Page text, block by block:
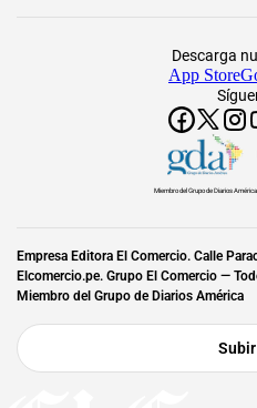
Descarga
App Store
Miembro del Grupo de Diarios América
Empresa Editora El Comercio. Calle
Elcomercio.pe. Grupo El Comercio —
Miembro del Grupo de Diarios América
Subir